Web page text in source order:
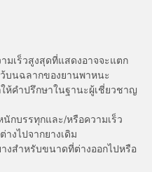
มเร็วสูงสุดที่แสดงอาจจะแตก
บนฉลากของยานพาหนะ
ห้คำปรึกษาในฐานะผู้เชี่ยวชาญ
กบรรทุกและ/หรือความเร็ว
งไปจากยางเดิม
งสำหรับขนาดที่ต่างออกไปหรือ